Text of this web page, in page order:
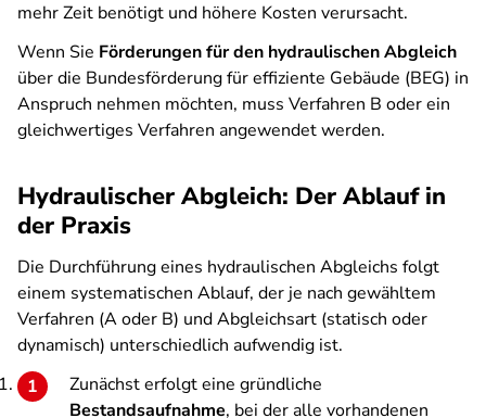
mehr Zeit benötigt und höhere Kosten verursacht.
Wenn Sie Förderungen für den hydraulischen Abgleich
über die Bundesförderung für effiziente Gebäude (BEG) in
Anspruch nehmen möchten, muss Verfahren B oder ein
gleichwertiges Verfahren angewendet werden.
Hydraulischer Abgleich: Der Ablauf in
der Praxis
Die Durchführung eines hydraulischen Abgleichs folgt
einem systematischen Ablauf, der je nach gewähltem
Verfahren (A oder B) und Abgleichsart (statisch oder
dynamisch) unterschiedlich aufwendig ist.
Zunächst erfolgt eine gründliche
Bestandsaufnahme, bei der alle vorhandenen